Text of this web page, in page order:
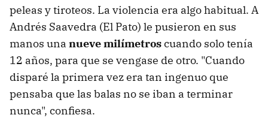
peleas y tiroteos. La violencia era algo habitual. A
Andrés Saavedra (El Pato) le pusieron en sus
manos una nueve milímetroscuando solo tenía
12 años, para que se vengase de otro. "Cuando
disparé la primera vez era tan ingenuo que
pensaba que las balas no se iban a terminar
nunca", confiesa.